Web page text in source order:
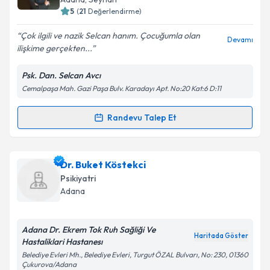
Kişisel verilerimin işlenmesine ilişkin
Metni'ni okudum ve kişisel verilerimin belirtilen
kapsamda işlenmesini kabul ediyorum.
5 (21 Değerlendirme)
Çok ilgili ve nazik Selcan hanım. Çocuğumla olan
ilişkime gerçekten...
Devamı
Psk. Dan. Selcan Avcı
Cemalpaşa Mah. Gazi Paşa Bulv. Karadayı Apt. No:20 Kat:6 D:11
Randevu Talep Et
Randevu Takvimi Talebi
Psk. Dan. Selcan Avcıiçin randevu takvimi talebi
oluşturun. Size bu uzmandan randevu almanız için bir
takvim hazırlandığında e-posta ile bilgilendireceğiz.
Dr. Buket Köstekci
Psikiyatri
Adana
Adana Dr. Ekrem Tok Ruh Sağliği Ve
Hastaliklari Hastanesı
Haritada Göster
Belediye Evleri Mh., Belediye Evleri, Turgut ÖZAL Bulvarı, No: 230, 01360
Çukurova/Adana